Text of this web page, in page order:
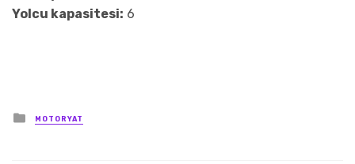
Yolcu kapasitesi: 6
Posted
in
MOTORYAT